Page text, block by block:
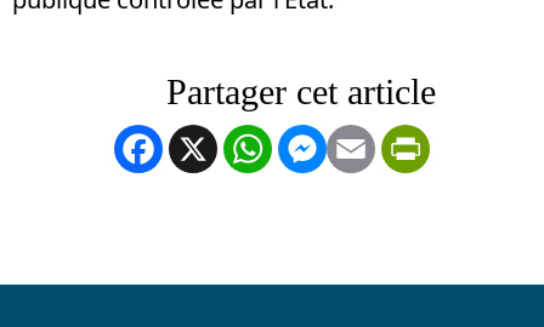
Facebook
X WhatsApp
Messenger
Email